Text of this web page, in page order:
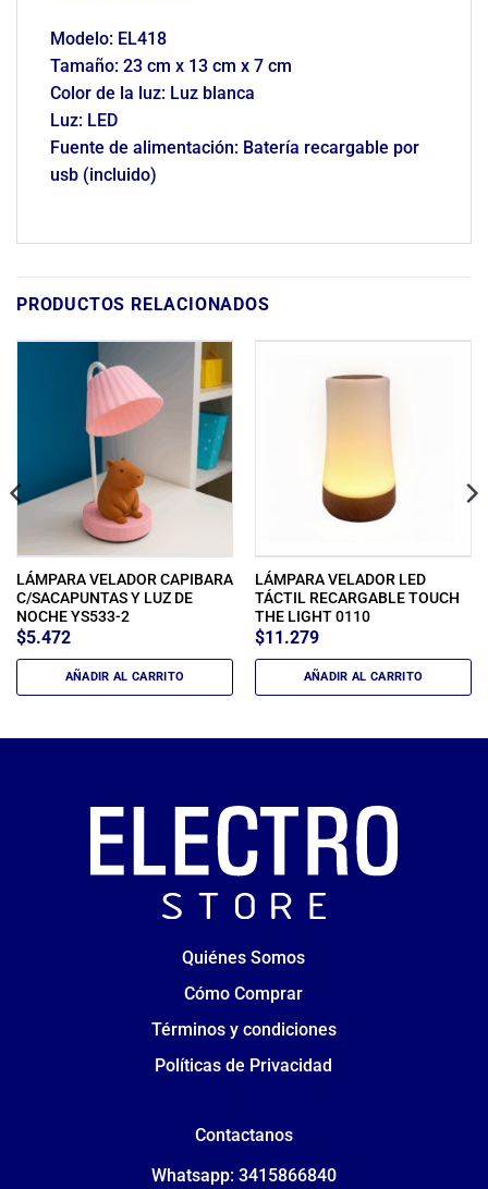
Modelo: EL418
Tamaño: 23 cm x 13 cm x 7 cm
Color de la luz: Luz blanca
Luz: LED
Fuente de alimentación: Batería recargable por
usb (incluido)
PRODUCTOS RELACIONADOS
LÁMPARA VELADOR CAPIBARA
C/SACAPUNTAS Y LUZ DE
NOCHE YS533-2
$5.472
AÑADIR AL CARRITO
LÁMPARA VELADOR LED
TÁCTIL RECARGABLE TOUCH
THE LIGHT 0110
$11.279
AÑADIR AL CARRITO
Quiénes Somos
Cómo Comprar
Términos y condiciones
Políticas de Privacidad
Contactanos
Whatsapp: 3415866840